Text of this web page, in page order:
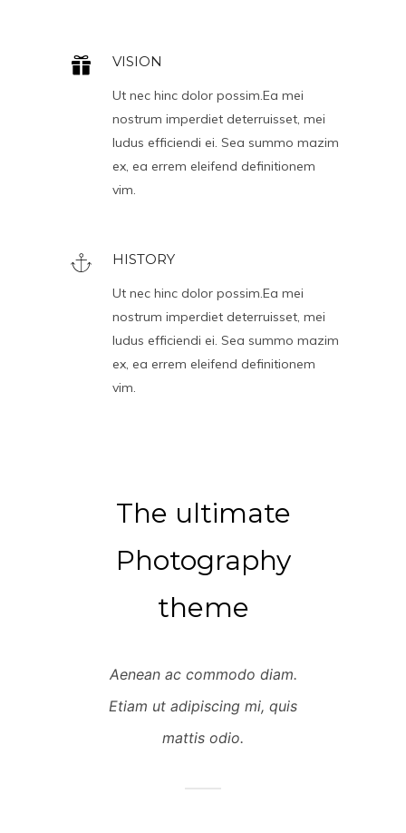
VISION
Ut nec hinc dolor possim.Ea mei
nostrum imperdiet deterruisset, mei
ludus efficiendi ei. Sea summo mazim
ex, ea errem eleifend definitionem
vim.
HISTORY
Ut nec hinc dolor possim.Ea mei
nostrum imperdiet deterruisset, mei
ludus efficiendi ei. Sea summo mazim
ex, ea errem eleifend definitionem
vim.
The ultimate
Photography
theme
Aenean ac commodo diam.
Etiam ut adipiscing mi, quis
mattis odio.